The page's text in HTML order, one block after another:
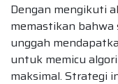
Dengan mengikuti
memastikan
unggah
untuk memicu
maksimal. Strategi